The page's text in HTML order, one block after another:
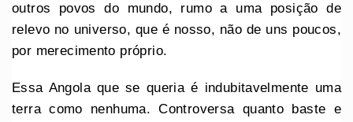
outros povos do mundo, rumo a uma posição de
relevo no universo, que é nosso, não de uns poucos,
por merecimento próprio.
Essa Angola que se queria é indubitavelmente uma
terra como nenhuma. Controversa quanto baste e